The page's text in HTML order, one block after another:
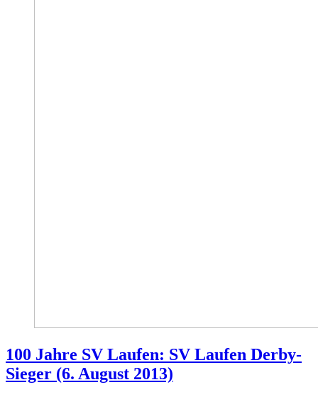
100 Jahre SV Laufen: SV Laufen Derby-
Sieger (6. August 2013)